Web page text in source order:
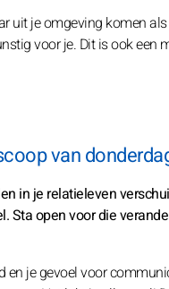
uit je omgeving komen
voor je. Dit is ook een
van
in je relatieleven
Sta open voor die
en je gevoel voor